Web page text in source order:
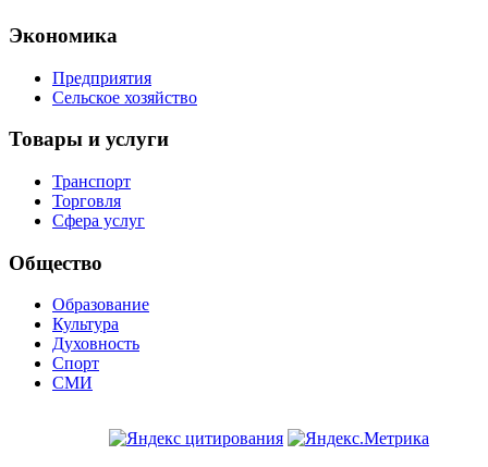
Экономика
Предприятия
Сельское хозяйство
Товары и услуги
Транспорт
Торговля
Сфера услуг
Общество
Образование
Культура
Духовность
Спорт
СМИ